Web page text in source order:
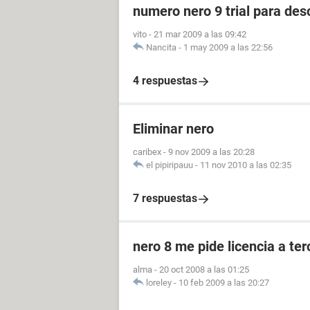
numero nero 9 trial para
vito - 21 mar 2009 a las 09:42
Nancita - 1 may 2009 a las 22:56
4 respuestas
Eliminar nero
caribex - 9 nov 2009 a las 20:28
el pipiripauu - 11 nov 2010 a las 02:35
7 respuestas
nero 8 me pide licencia a
alma - 20 oct 2008 a las 01:25
loreley - 10 feb 2009 a las 20:27